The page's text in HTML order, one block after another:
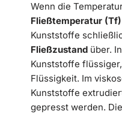
Wenn die
Fließtemperatur (Tf)
Kunststoffe
Fließzustand über.
Kunststoffe
Flüssigkeit. Im
Kunststoffe
gepresst werden.